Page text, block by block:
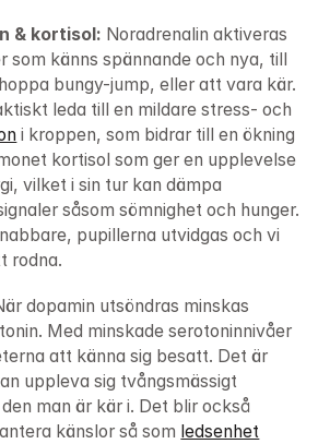
& kortisol: Noradrenalin aktiveras
som känns spännande och nya, till
bungy-jump, eller att vara kär.
i kroppen, som bidrar till en ökning
kortisol som ger en upplevelse
vilket i sin tur kan dämpa
såsom sömnighet och hunger.
pupillerna utvidgas och vi
rodna.
dopamin utsöndras minskas
Med minskade serotoninnivåer
att känna sig besatt. Det är
uppleva sig tvångsmässigt
man är kär i. Det blir också
känslor så som ledsenhet